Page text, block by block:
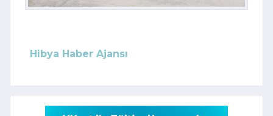
Hibya Haber Ajansı